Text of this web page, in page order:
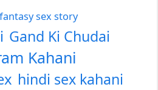
fantasy sex story
Gand Ki Chudai
Kahani
hindi sex kahani